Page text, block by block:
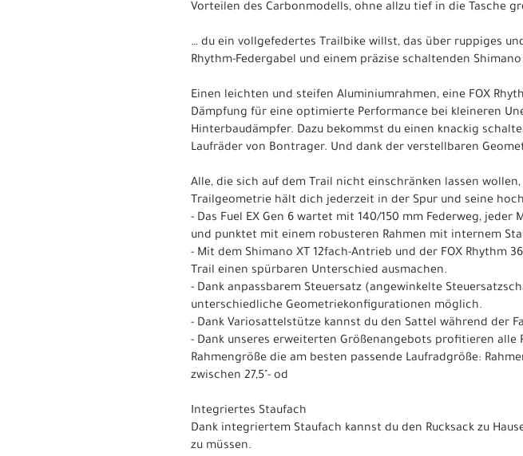
Vorteilen des Carbonmodells, ohne allzu tief in die Tasche
… du ein vollgefedertes Trailbike willst, das über ruppiges
Rhythm-Federgabel und einem präzise schaltenden
Einen leichten und steifen Aluminiumrahmen, eine FOX
Dämpfung für eine optimierte Performance bei kleineren
Hinterbaudämpfer. Dazu bekommst du einen knackig
Laufräder von Bontrager. Und dank der verstellbaren
Alle, die sich auf dem Trail nicht einschränken lassen
Trailgeometrie hält dich jederzeit in der Spur und seine
- Das Fuel EX Gen 6 wartet mit 140/150 mm Federweg,
und punktet mit einem robusteren Rahmen mit internem
- Mit dem Shimano XT 12fach-Antrieb und der FOX Rhythm
Trail einen spürbaren Unterschied ausmachen.
- Dank anpassbarem Steuersatz (angewinkelte
unterschiedliche Geometriekonfigurationen möglich.
- Dank Variosattelstütze kannst du den Sattel während der
- Dank unseres erweiterten Größenangebots profitieren alle
Rahmengröße die am besten passende Laufradgröße:
zwischen 27,5"- od
Integriertes Staufach
Dank integriertem Staufach kannst du den Rucksack zu
zu müssen.